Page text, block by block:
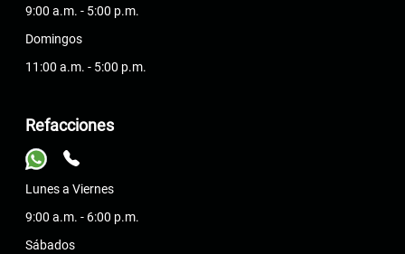
9:00 a.m. - 5:00 p.m.
Domingos
11:00 a.m. - 5:00 p.m.
Refacciones
Lunes a Viernes
9:00 a.m. - 6:00 p.m.
Sábados